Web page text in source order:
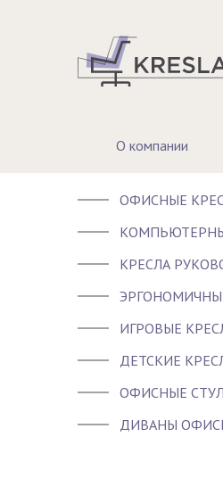
О компании
ОФИСНЫЕ
КРЕСЛА
ИГРОВЫЕ
ДЕТСКИЕ
ОФИСНЫЕ
ДИВАНЫ